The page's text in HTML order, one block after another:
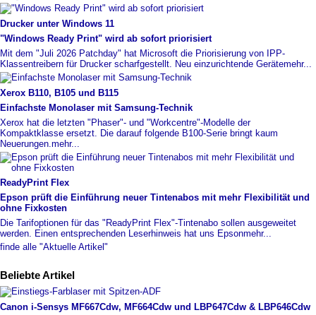
Drucker unter Windows 11
"Windows Ready Print" wird ab sofort priorisiert
Mit dem "Juli 2026 Patchday" hat Microsoft die Priorisierung von IPP-
Klassentreibern für Drucker scharfgestellt. Neu einzurichtende Gerätemehr...
Xerox B110, B105 und B115
Einfachste Monolaser mit Samsung-​Technik
Xerox hat die letzten "Phaser"- und "Workcentre"-Modelle der
Kompaktklasse ersetzt. Die darauf folgende B100-Serie bringt kaum
Neuerungen.mehr...
ReadyPrint Flex
Epson prüft die Einführung neuer Tintenabos mit mehr Flexibilität und
ohne Fixkosten
Die Tarifoptionen für das "ReadyPrint Flex"-Tintenabo sollen ausgeweitet
werden. Einen entsprechenden Leserhinweis hat uns Epsonmehr...
finde alle "Aktuelle Artikel"
Beliebte Artikel
Canon i-​Sensys MF667Cdw, MF664Cdw und LBP647Cdw & LBP646Cdw